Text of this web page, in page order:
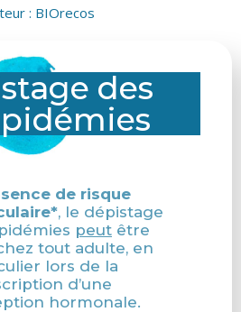
: BIOrecos
des
de risque
, le dépistage
peut être
tout adulte, en
lors de la
d’une
hormonale.